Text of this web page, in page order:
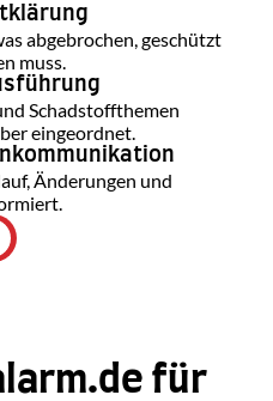
abgebrochen, geschützt
muss.
Schadstoffthemen
eingeordnet.
Änderungen und
für